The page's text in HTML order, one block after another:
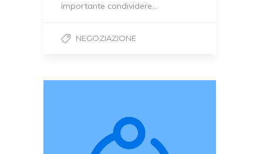
importante condividere…
NEGOZIAZIONE